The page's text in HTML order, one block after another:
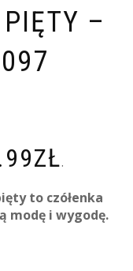
–
ZŁ.
to czółenka
modę i wygodę.